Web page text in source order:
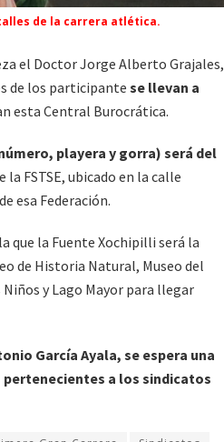
de la carrera atlética.
el Doctor Jorge Alberto Grajales,
de los participantese llevan a
esta Central Burocrática.
playera y gorra) será del
la FSTSE, ubicado en la calle
esa Federación.
que la Fuente Xochipilli será la
de Historia Natural, Museo del
y Lago Mayor para llegar
García Ayala, se espera una
a los sindicatos